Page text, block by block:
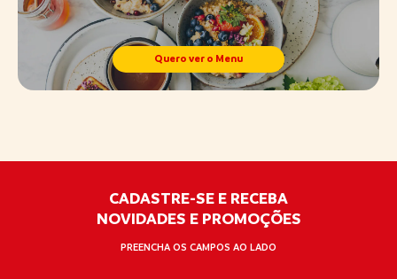
Quero ver o Menu
CADASTRE-SE E RECEBA
NOVIDADES E PROMOÇÕES
PREENCHA OS CAMPOS AO LADO